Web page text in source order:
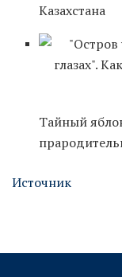
Казахстана
Тайный
Источник